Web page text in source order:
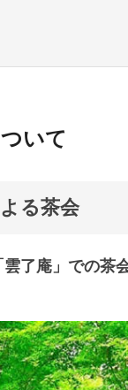
いて
る茶会
了庵」での茶